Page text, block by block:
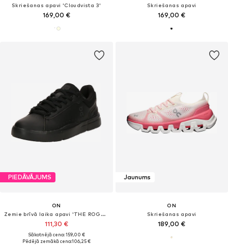
Skriešanas apavi 'Cloudvista 3'
169,00 €
Skriešanas apavi
169,00 €
PIEDĀVĀJUMS
ON
Zemie brīvā laika apavi 'THE ROGER Advantage'
111,30 €
Sākotnējā cena: 159,00 €
Pēdējā zemākā cena:106,25 €
Jaunums
ON
Skriešanas apavi
189,00 €